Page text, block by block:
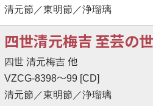
清元節／東明節／浄瑠璃
四世清元梅吉 至芸の世
四世 清元梅吉 他
VZCG-8398〜99 [CD]
清元節／東明節／浄瑠璃